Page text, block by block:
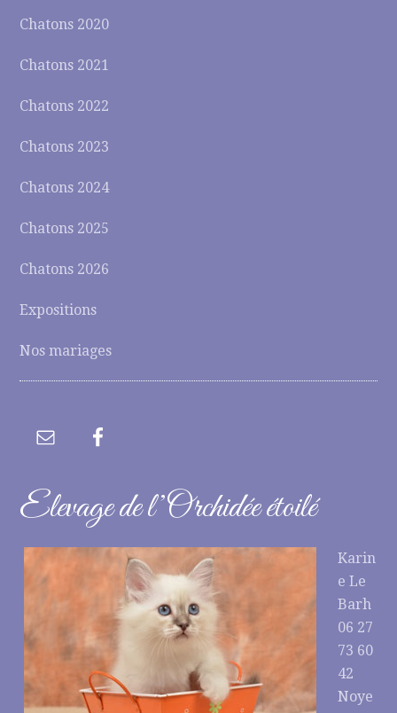
Chatons 2020
Chatons 2021
Chatons 2022
Chatons 2023
Chatons 2024
Chatons 2025
Chatons 2026
Expositions
Nos mariages
Elevage de l’Orchidée étoilé
Karin
e Le
Barh
06 27
73 60
42
Noye